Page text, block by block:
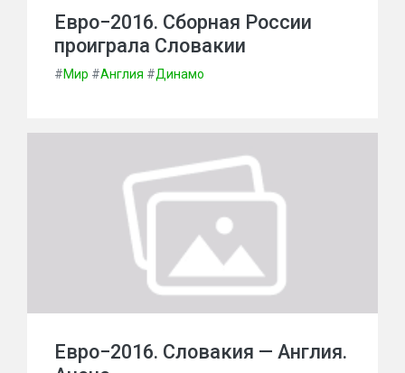
Евро−2016. Сборная России
проиграла Словакии
#Мир #Англия #Динамо
Евро−2016. Словакия — Англия.